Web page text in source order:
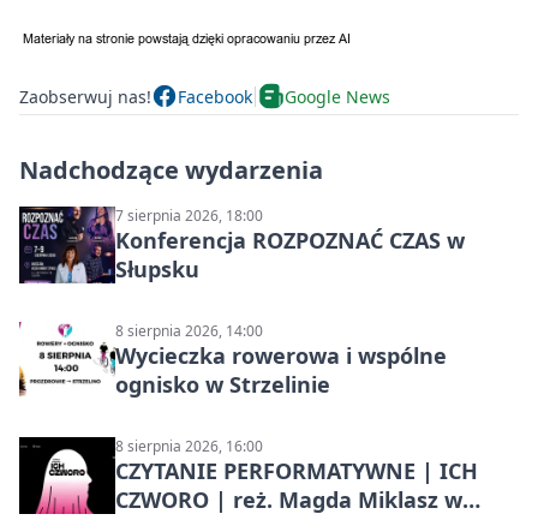
Zaobserwuj nas! Facebook Google News
Nadchodzące wydarzenia
7 sierpnia 2026, 18:00
Konferencja ROZPOZNAĆ CZAS w
Słupsku
8 sierpnia 2026, 14:00
Wycieczka rowerowa i wspólne
ognisko w Strzelinie
8 sierpnia 2026, 16:00
CZYTANIE PERFORMATYWNE | ICH
CZWORO | reż. Magda Miklasz w